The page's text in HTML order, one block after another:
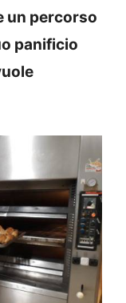
un percorso
panificio